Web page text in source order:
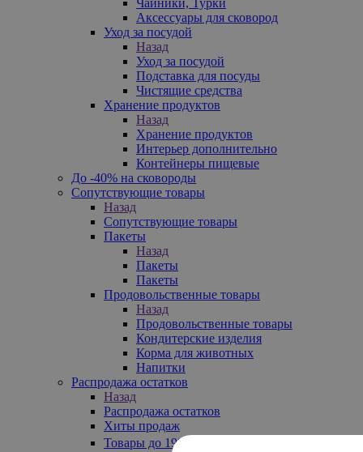
Аксессуары для сковород
Уход за посудой
Назад
Уход за посудой
Подставка для посуды
Чистящие средства
Хранение продуктов
Назад
Хранение продуктов
Интерьер дополнительно
Контейнеры пищевые
До -40% на сковороды
Сопутствующие товары
Назад
Сопутствующие товары
Пакеты
Назад
Пакеты
Пакеты
Продовольственные товары
Назад
Продовольственные товары
Кондитерские изделия
Корма для животных
Напитки
Распродажа остатков
Назад
Распродажа остатков
Хиты продаж
Товары до 199₽